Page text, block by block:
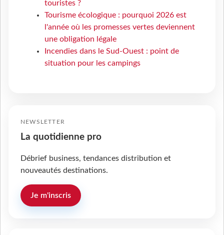
touristes ?
Tourisme écologique : pourquoi 2026 est
l'année où les promesses vertes deviennent
une obligation légale
Incendies dans le Sud-Ouest : point de
situation pour les campings
NEWSLETTER
La quotidienne pro
Débrief business, tendances distribution et
nouveautés destinations.
Je m'inscris